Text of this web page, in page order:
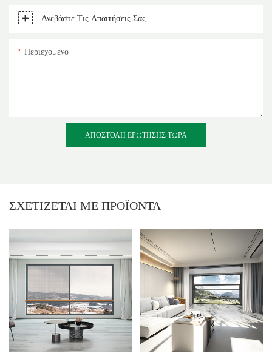
Ανεβάστε Τις Απαιτήσεις Σας
Περιεχόμενο
ΑΠΟΣΤΟΛΉ ΕΡΏΤΗΣΗΣ ΤΏΡΑ
ΣΧΕΤΊΖΕΤΑΙ ΜΕ ΠΡΟΪΌΝΤΑ